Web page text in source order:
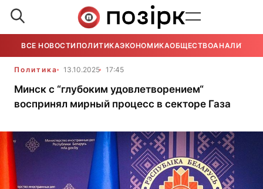
ВСЕ НОВОСТИ ПОЛИТИКАЭКОНОМИКАОБЩЕСТВОАНАЛИТИКА
Политика 13.10.2025 17:45
Минск с “глубоким удовлетворением“
воспринял мирный процесс в секторе Газа